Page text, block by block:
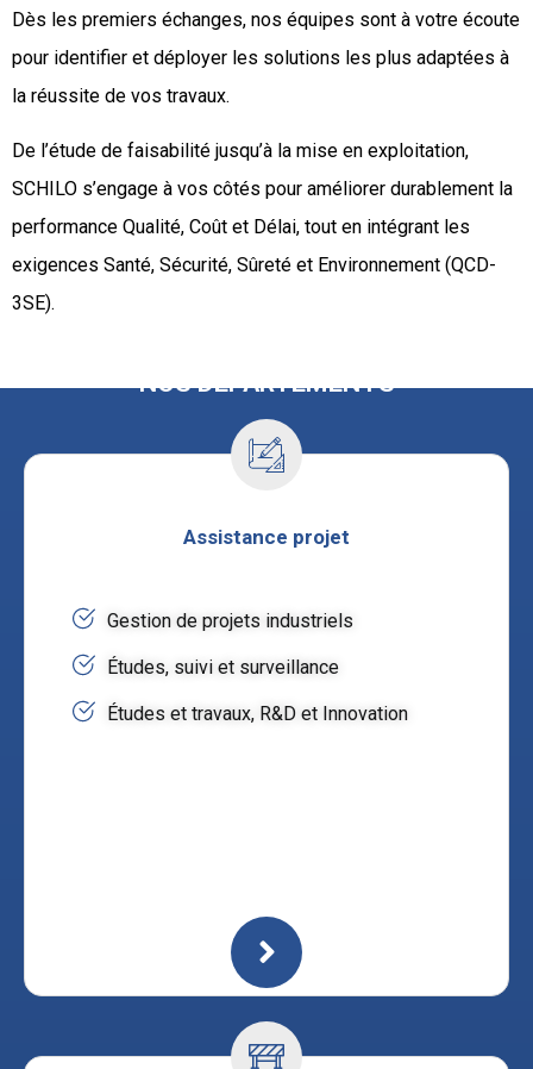
Dès les premiers échanges, nos équipes sont à votre écoute
pour identifier et déployer les solutions les plus adaptées à
la réussite de vos travaux.
De l’étude de faisabilité jusqu’à la mise en exploitation,
SCHILO s’engage à vos côtés pour améliorer durablement la
performance Qualité, Coût et Délai, tout en intégrant les
exigences Santé, Sécurité, Sûreté et Environnement (QCD-
3SE).
NOS DÉPARTEMENTS
Assistance projet
Gestion de projets industriels
Études, suivi et surveillance
Études et travaux, R&D et Innovation